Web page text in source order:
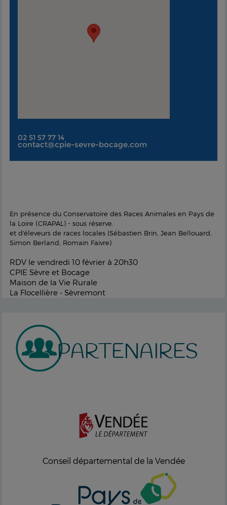
02 51 57 77 14
contact@cpie-sevre-bocage.com
En présence du Conservatoire des Races Animales en Pays de
la Loire (CRAPAL) - sous réserve.
et d'éleveurs de races locales (Sébastien Brin, Jean Bellouard,
Simon Berland, Romain Faivre).
RDV le vendredi 10 février à 20h30
CPIE Sèvre et Bocage
Maison de la Vie Rurale
La Flocellière - Sèvremont
PARTENAIRES
Conseil départemental de la Vendée